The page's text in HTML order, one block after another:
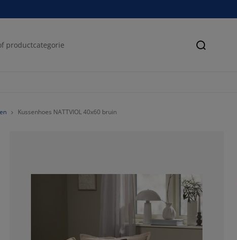
Zoeken
Kussenhoes NATTVIOL 40x60 bruin